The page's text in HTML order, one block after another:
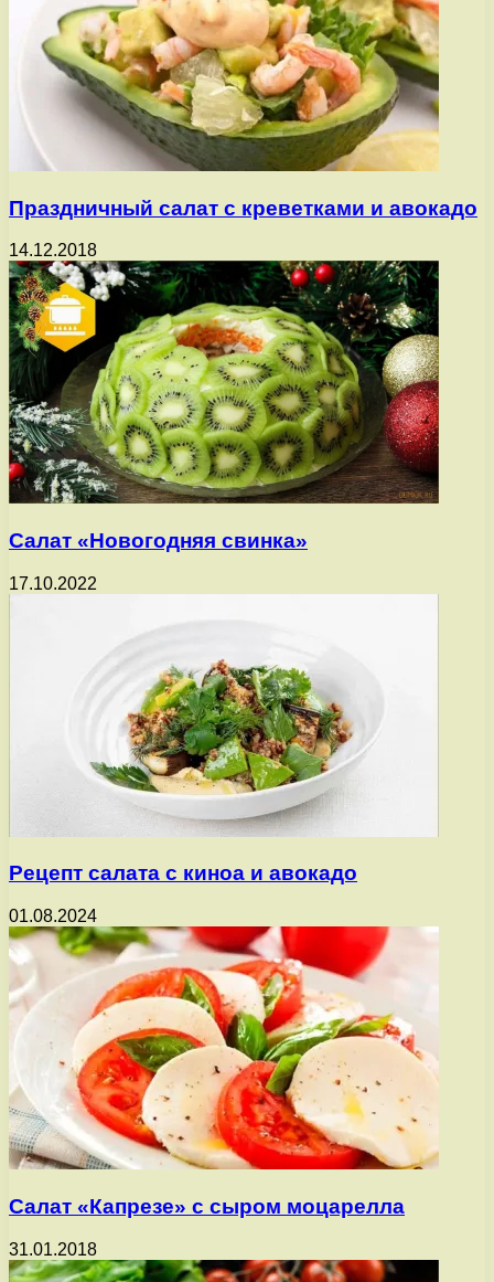
Праздничный салат с креветками и авокадо
14.12.2018
Салат «Новогодняя свинка»
17.10.2022
Рецепт салата с киноа и авокадо
01.08.2024
Салат «Капрезе» с сыром моцарелла
31.01.2018